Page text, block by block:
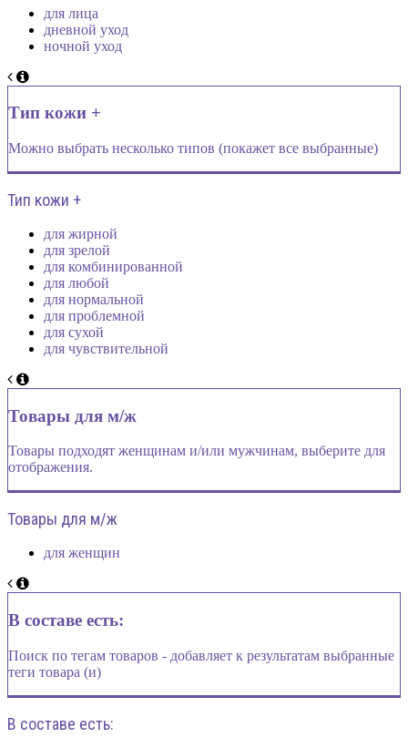
для лица
дневной уход
ночной уход
Тип кожи +
Можно выбрать несколько типов (покажет все выбранные)
Тип кожи +
для жирной
для зрелой
для комбинированной
для любой
для нормальной
для проблемной
для сухой
для чувствительной
Товары для м/ж
Товары подходят женщинам и/или мужчинам, выберите для
отображения.
Товары для м/ж
для женщин
В составе есть:
Поиск по тегам товаров - добавляет к результатам выбранные
теги товара (и)
В составе есть: